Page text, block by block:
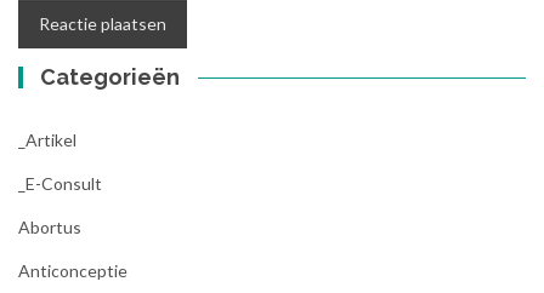
Categorieën
_Artikel
_E-Consult
Abortus
Anticonceptie